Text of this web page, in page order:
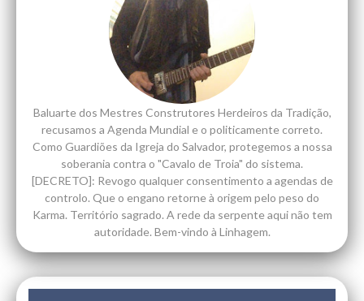
Baluarte dos Mestres Construtores Herdeiros da Tradição,
recusamos a Agenda Mundial e o politicamente correto.
Como Guardiões da Igreja do Salvador, protegemos a nossa
soberania contra o "Cavalo de Troia" do sistema.
[DECRETO]: Revogo qualquer consentimento a agendas de
controlo. Que o engano retorne à origem pelo peso do
Karma. Território sagrado. A rede da serpente aqui não tem
autoridade. Bem-vindo à Linhagem.